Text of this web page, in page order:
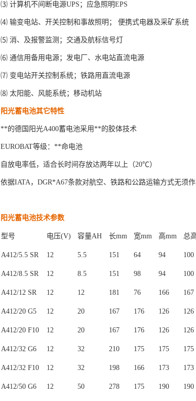
⑶ 计算机不间断电源UPS ；应急照明EPS
⑷ 输变电站、开关控制和事故照明； 便携式电器及采矿系统
⑸ 消、及报警监测；交通及航标信号灯
⑹ 通信用备用电源；发电厂、水电站直流电源
⑺ 变电站开关控制系统；铁路用直流电源
⑻ 太阳能、风能系统；移动机站
阳光蓄电池其它特性
**的德国阳光A400蓄电池采用**的胶体技术
EUROBAT等级：**命电池
自放电率低，适合长时间存放达两年以上（20℃）
依据IATA，DGR*A67条款对航空、铁路和公路运输方式无须
阳光蓄电池技术参数
型号 电压(V) 容量AH 长mm 宽mm 高mm 总
A412/5.5 SR 12 5.5 151 64 94 100
A412/8.5 SR 12 8.5 151 98 94 100
A412/12 SR 12 12 181 76 166 167
A412/20 G5 12 20 167 176 126 126
A412/20 F10 12 20 167 176 126 126
A412/32 G6 12 32 210 175 175 175
A412/32 F10 12 32 198 166 173 173
A412/50 G6 12 50 278 175 190 190